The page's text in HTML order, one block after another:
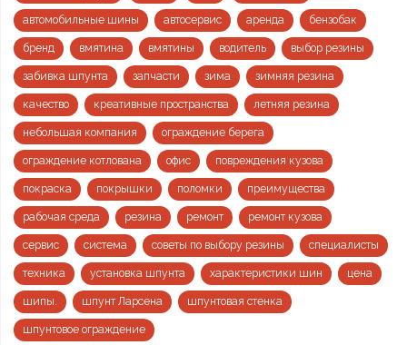
автомобильные шины автосервис аренда бензобак
бренд вмятина вмятины водитель выбор резины
забивка шпунта запчасти зима зимняя резина
качество креативные пространства летняя резина
небольшая компания ограждение берега
ограждение котлована офис повреждения кузова
покраска покрышки поломки преимущества
рабочая среда резина ремонт ремонт кузова
сервис система советы по выбору резины специалисты
техника установка шпунта характеристики шин цена
шипы. шпунт Ларсена шпунтовая стенка
шпунтовое ограждение